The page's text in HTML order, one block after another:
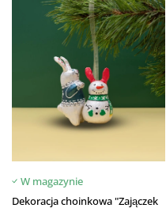
W magazynie
Dekoracja choinkowa "Zajączek